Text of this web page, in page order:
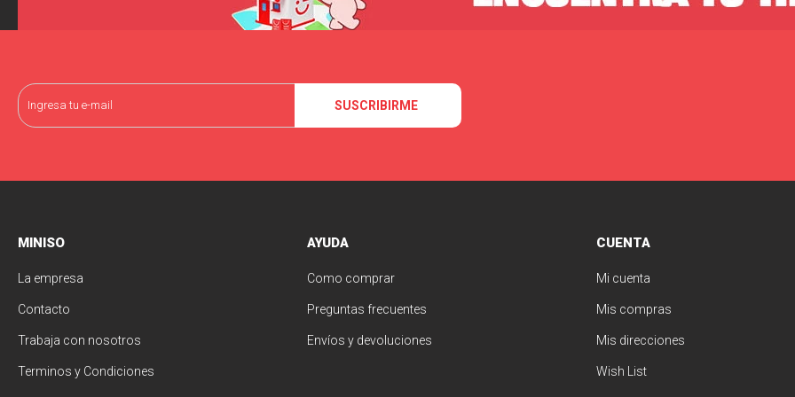
SUSCRIBIRME
MINISO
La empresa
Contacto
Trabaja con nosotros
Terminos y Condiciones
AYUDA
Como comprar
Preguntas frecuentes
Envíos y devoluciones
CUENTA
Mi cuenta
Mis compras
Mis direcciones
Wish List